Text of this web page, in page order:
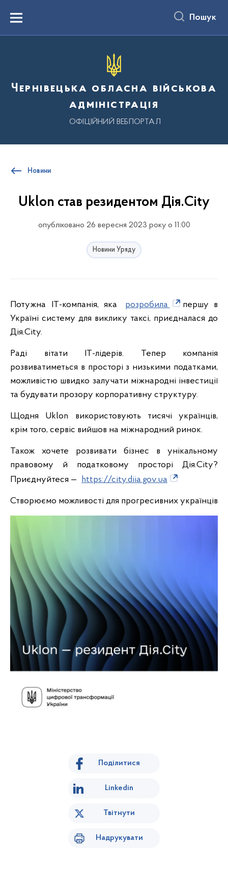
вмістуMenu Пошук
Чернівецька обласна військова
адміністрація
ОФІЦІЙНИЙ ВЕБПОРТАЛ
Новини
Uklon став резидентом Дія.City
опубліковано 26 вересня 2023 року о 11:00
Новини Уряду
Потужна ІТ-компанія, яка розробила
першу в
Україні систему для виклику таксі, приєдналася до
Дія.City.
Раді вітати ІТ-лідерів. Тепер компанія
розвиватиметься в просторі з низькими податками,
можливістю швидко залучати міжнародні інвестиції
та будувати прозору корпоративну структуру.
Щодня Uklon використовують тисячі українців,
крім того, сервіс вийшов на міжнародний ринок.
Також хочете розвивати бізнес в унікальному
правовому й податковому просторі Дія.City?
Приєднуйтеся — https://city.diia.gov.ua
Створюємо можливості для прогресивних українців
Поділитися
Linkedin
Твітнути
Надрукувати